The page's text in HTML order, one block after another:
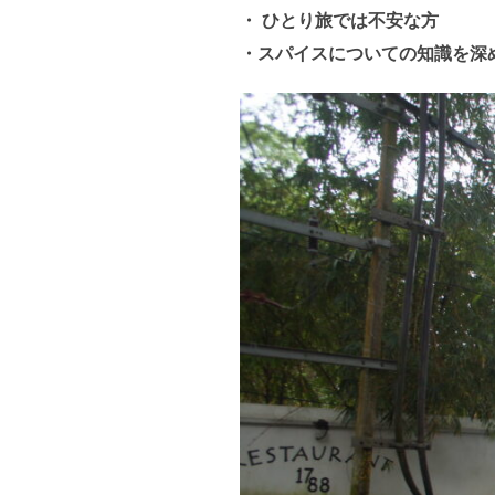
・ ひとり旅では不安な方
・スパイスについての知識を深